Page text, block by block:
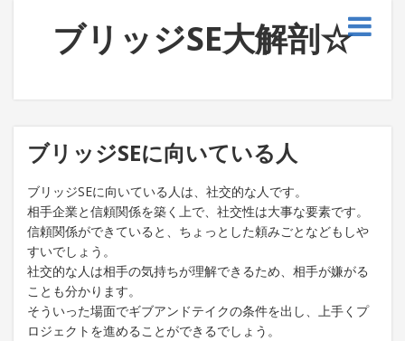
ブリッジSE大解剖☆
ブリッジSEに向いている人
ブリッジSEに向いている人は、社交的な人です。
相手企業と信頼関係を築く上で、社交性は大事な要素です。
信頼関係ができていると、ちょっとした頼みごとなどもしや
すいでしょう。
社交的な人は相手の気持ちが理解できるため、相手が嫌がる
ことも分かります。
そういった場面でギブアンドテイクの条件を出し、上手くプ
ロジェクトを進めることができるでしょう。